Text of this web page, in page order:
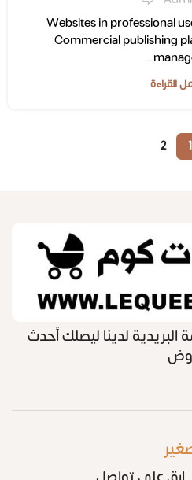
Websites in professional
Commercial publishing
القراءة
1
2
البريدية لدينا ليصلك أحدث